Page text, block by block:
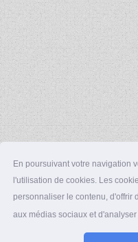
En poursuivant votre navigation
l'utilisation de cookies. Les
personnaliser le contenu, d'offrir
aux médias sociaux et